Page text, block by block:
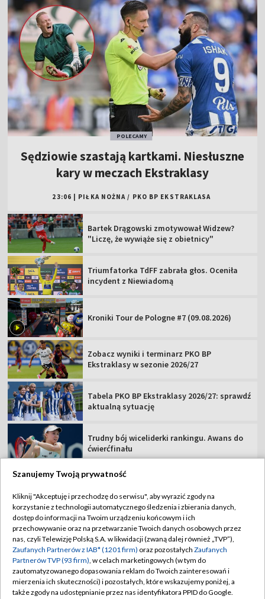
POLECAMY
Sędziowie szastają kartkami. Niesłuszne
kary w meczach Ekstraklasy
23:06 PIŁKA NOŻNA / PKO BP EKSTRAKLASA
Bartek Drągowski zmotywował Widzew?
"Liczę, że wywiąże się z obietnicy"
Triumfatorka TdFF zabrała głos. Oceniła
incydent z Niewiadomą
Kroniki Tour de Pologne #7 (09.08.2026)
Zobacz wyniki i terminarz PKO BP
Ekstraklasy w sezonie 2026/27
Tabela PKO BP Ekstraklasy 2026/27: sprawdź
aktualną sytuację
Trudny bój wiceliderki rankingu. Awans do
ćwierćfinału
TVP
Abonament TVP
Sklep TVP
Biuro Reklamy
Oferta Handlowa
Regulamin TVP
Polityka prywatności
Moje zgody
Biuro reklamy
Szanujemy Twoją prywatność
Kliknij "Akceptuję i przechodzę do serwisu", aby wyrazić zgody na
korzystanie z technologii automatycznego śledzenia i zbierania danych,
dostęp do informacji na Twoim urządzeniu końcowym i ich
przechowywanie oraz na przetwarzanie Twoich danych osobowych przez
nas, czyli Telewizję Polską S.A. w likwidacji (zwaną dalej również „TVP”),
Zaufanych Partnerów z IAB* (1201 firm) oraz pozostałych Zaufanych
Partnerów TVP (93 firm), w celach marketingowych (w tym do
zautomatyzowanego dopasowania reklam do Twoich zainteresowań i
mierzenia ich skuteczności) i pozostałych, które wskazujemy poniżej, a
także zgody na udostępnianie przez nas identyfikatora PPID do Google.